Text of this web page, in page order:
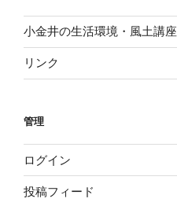
小金井の生活環境・風土講座
リンク
管理
ログイン
投稿フィード